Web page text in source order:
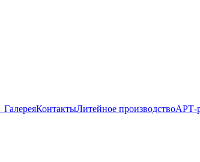
ГалереяКонтактыЛитейное производствоАРТ-